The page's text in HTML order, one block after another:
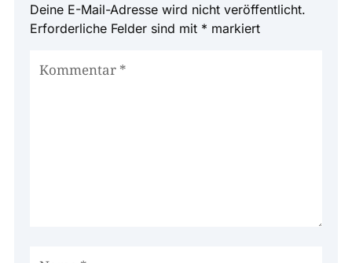
Deine E-Mail-Adresse wird nicht veröffentlicht.
Erforderliche Felder sind mit * markiert